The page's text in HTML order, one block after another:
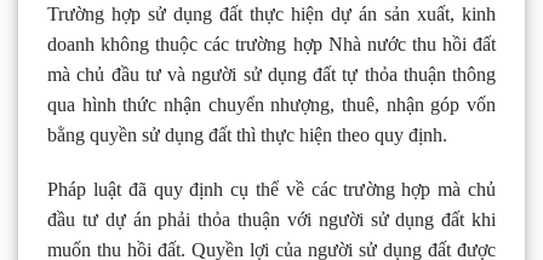
Trường hợp sử dụng đất thực hiện dự án sản xuất, kinh
doanh không thuộc các trường hợp Nhà nước thu hồi đất
mà chủ đầu tư và người sử dụng đất tự thỏa thuận thông
qua hình thức nhận chuyển nhượng, thuê, nhận góp vốn
bằng quyền sử dụng đất thì thực hiện theo quy định.
Pháp luật đã quy định cụ thể về các trường hợp mà chủ
đầu tư dự án phải thỏa thuận với người sử dụng đất khi
muốn thu hồi đất. Quyền lợi của người sử dụng đất được